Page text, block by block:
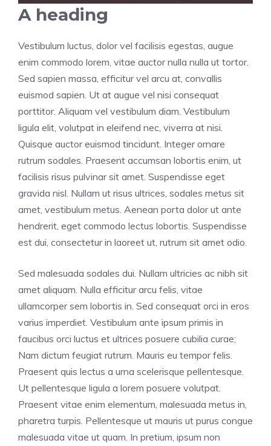
A heading
Vestibulum luctus, dolor vel facilisis egestas, augue
enim commodo lorem, vitae auctor nulla nulla ut tortor.
Sed sapien massa, efficitur vel arcu at, convallis
euismod sapien. Ut at augue vel nisi consequat
porttitor. Aliquam vel vestibulum diam. Vestibulum
ligula elit, volutpat in eleifend nec, viverra at nisi.
Quisque auctor euismod tincidunt. Integer ornare
rutrum sodales. Praesent accumsan lobortis enim, ut
facilisis risus pulvinar sit amet. Suspendisse eget
gravida nisl. Nullam ut risus ultrices, sodales metus sit
amet, vestibulum metus. Aenean porta dolor ut ante
hendrerit, eget commodo lectus lobortis. Suspendisse
est dui, consectetur in laoreet ut, rutrum sit amet odio.
Sed malesuada sodales dui. Nullam ultricies ac nibh sit
amet aliquam. Nulla efficitur arcu felis, vitae
ullamcorper sem lobortis in. Sed consequat orci in eros
varius imperdiet. Vestibulum ante ipsum primis in
faucibus orci luctus et ultrices posuere cubilia curae;
Nam dictum feugiat rutrum. Mauris eu tempor felis.
Praesent quis lectus a urna scelerisque pellentesque.
Ut pellentesque ligula a lorem posuere volutpat.
Praesent vitae enim elementum, malesuada metus in,
pharetra turpis. Pellentesque ut mauris ut purus congue
malesuada vitae ut quam. In pretium, ipsum non